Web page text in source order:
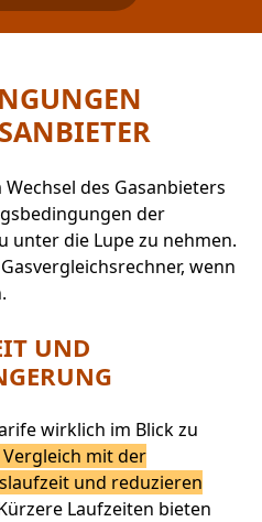
des Gasanbieters
der
unter die Lupe zu nehmen.
wenn
UND
wirklich im Blick zu
mit der
und reduzieren
Laufzeiten bieten